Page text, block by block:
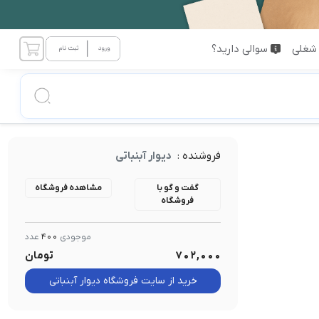
سوالی دارید؟
فروشنده : دیوار آبنباتی
گفت و گو با
فروشگاه
مشاهده فروشگاه
موجودی 400 عدد
702,000 تومان
خرید از سایت فروشگاه دیوار آبنباتی